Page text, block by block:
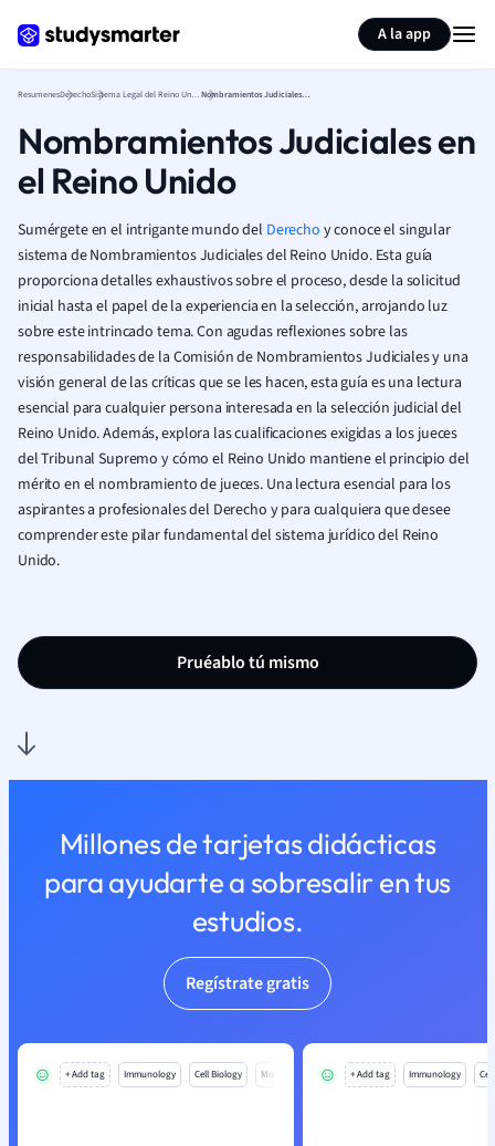
A la app
ResumenesDerecho Sistema Legal del Reino Unido Nombramientos Judiciales en el Reino Unido
Nombramientos Judiciales en
el Reino Unido
Sumérgete en el intrigante mundo del Derecho y conoce el singular
sistema de Nombramientos Judiciales del Reino Unido. Esta guía
proporciona detalles exhaustivos sobre el proceso, desde la solicitud
inicial hasta el papel de la experiencia en la selección, arrojando luz
sobre este intrincado tema. Con agudas reflexiones sobre las
responsabilidades de la Comisión de Nombramientos Judiciales y una
visión general de las críticas que se les hacen, esta guía es una lectura
esencial para cualquier persona interesada en la selección judicial del
Reino Unido. Además, explora las cualificaciones exigidas a los jueces
del Tribunal Supremo y cómo el Reino Unido mantiene el principio del
mérito en el nombramiento de jueces. Una lectura esencial para los
aspirantes a profesionales del Derecho y para cualquiera que desee
comprender este pilar fundamental del sistema jurídico del Reino
Unido.
Pruéablo tú mismo
Millones de tarjetas didácticas
para ayudarte a sobresalir en tus
estudios.
Regístrate gratis
+ Add tag Immunology Cell Biology Mo + Add tag Immunology
Resumir página